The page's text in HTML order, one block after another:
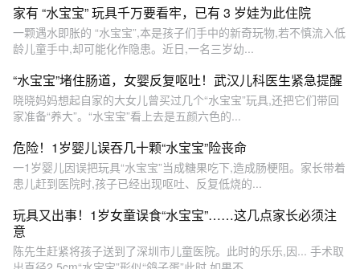
家有 “水宝宝” 玩具千万要看牢，已有 3 岁娃为此住院
一颗遇水即胀的 “水宝宝”,本是孩子们手中的新奇玩物,若不慎流入低
龄儿童手中,却可能化作隐患。近日,一名三岁幼...
“水宝宝”堵住肠道，女婴反复呕吐！武汉儿科医生紧急提醒
晓晓妈妈想起自家的大女儿曾买过几个“水宝宝”玩具,还把它们带回
家准备“养大”。“水宝宝”看上去是五颜六色的...
危险！1岁婴儿误吞几十颗“水宝宝”险丧命
一1岁婴儿因误把玩具“水宝宝”当成糖果吃下,造成肠梗阻。家长带着
患儿赶到医院时,孩子已经出现呕吐、反复低烧的...
玩具又出事！1岁女童误食“水宝宝”……这几点家长必须注
意
陈先生赶紧将孩子送到了深圳市儿童医院。此时的乐乐,因... 手术取